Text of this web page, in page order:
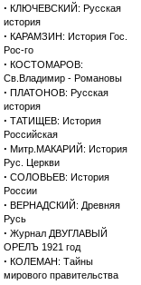
· КЛЮЧЕВСКИЙ: Русская
история
· КАРАМЗИН: История Гос.
Рос-го
· КОСТОМАРОВ:
Св.Владимир - Романовы
· ПЛАТОНОВ: Русская
история
· ТАТИЩЕВ: История
Российская
· Митр.МАКАРИЙ: История
Рус. Церкви
· СОЛОВЬЕВ: История
России
· ВЕРНАДСКИЙ: Древняя
Русь
· Журнал ДВУГЛАВЫЙ
ОРЕЛЪ 1921 год
· КОЛЕМАН: Тайны
мирового правительства